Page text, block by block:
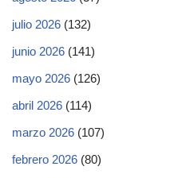
julio 2026 (132)
junio 2026 (141)
mayo 2026 (126)
abril 2026 (114)
marzo 2026 (107)
febrero 2026 (80)